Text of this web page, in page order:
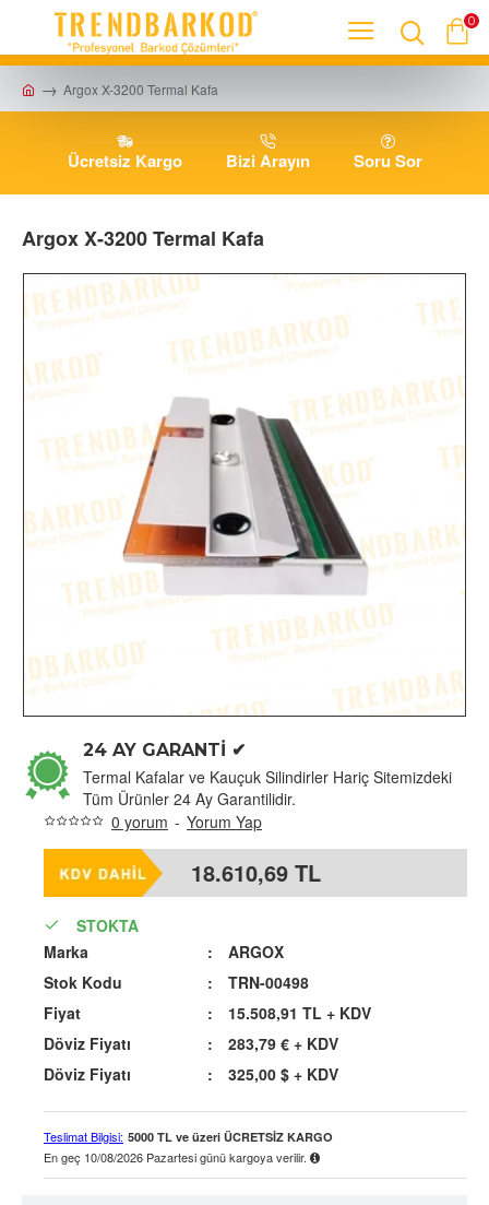
0
Argox X-3200 Termal Kafa
Ücretsiz Kargo Bizi Arayın Soru Sor
Argox X-3200 Termal Kafa
24 AY GARANTİ ✔
Termal Kafalar ve Kauçuk Silindirler Hariç Sitemizdeki
Tüm Ürünler 24 Ay Garantilidir.
STOKTA
Marka
:
ARGOX
Stok Kodu
:
TRN-00498
Fiyat
: 15.508,91 TL + KDV
Döviz Fiyatı
: 283,79 € + KDV
Döviz Fiyatı
: 325,00 $ + KDV
0 yorum - Yorum Yap
18.610,69 TL
Teslimat Bilgisi: 5000 TL ve üzeri ÜCRETSİZ KARGO
En geç 10/08/2026 Pazartesigünü kargoya verilir.